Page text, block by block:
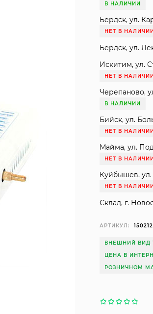
В НАЛИЧИИ
Бердск, ул.
НЕТ В
Бердск, ул.
Искитим, ул.
НЕТ В
Черепаново,
В НАЛИЧИИ
Бийск, ул.
НЕТ В
Майма, ул.
НЕТ В
Куйбышев, ул.
НЕТ В
Склад, г.
АРТИКУЛ:
ВНЕШНИЙ ВИД
ЦЕНА В
РОЗНИЧНОМ